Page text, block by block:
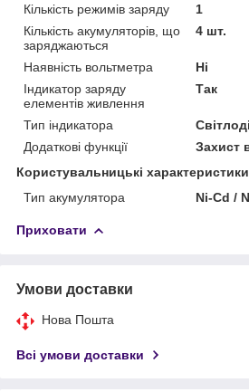
Кількість режимів заряду
1
Кількість акумуляторів, що
заряджаються
4 шт.
Наявність вольтметра
Ні
Індикатор заряду
елементів живлення
Так
Тип індикатора
Додаткові функції
Захист
Користувальницькі характеристики
Тип акумулятора
Ni-Cd /
Приховати
Умови доставки
Нова Пошта
Всі умови доставки